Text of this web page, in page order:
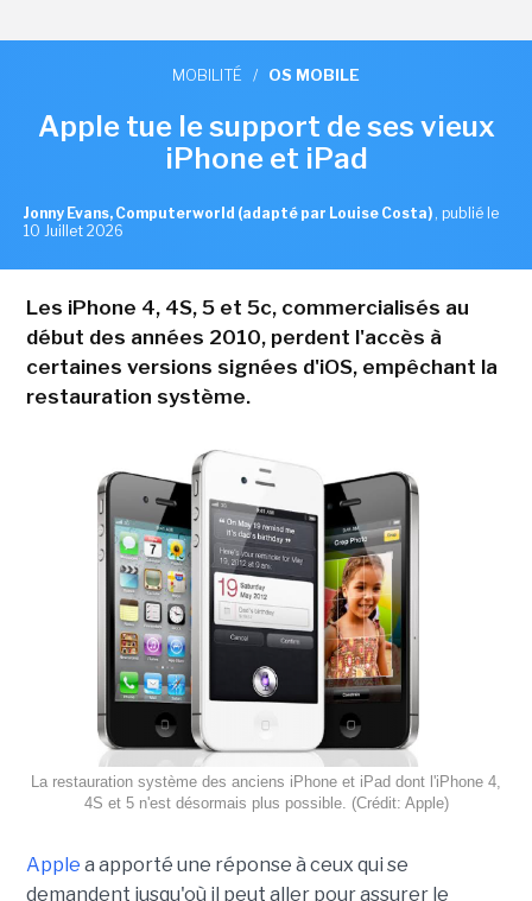
MOBILITÉ / OS MOBILE
Apple tue le support de ses vieux
iPhone et iPad
Jonny Evans, Computerworld (adapté par Louise Costa) , publié le
10 Juillet 2026
Les iPhone 4, 4S, 5 et 5c, commercialisés au
début des années 2010, perdent l'accès à
certaines versions signées d'iOS, empêchant la
restauration système.
La restauration système des anciens iPhone et iPad dont l'iPhone 4,
4S et 5 n'est désormais plus possible. (Crédit: Apple)
Apple a apporté une réponse à ceux qui se
demandent jusqu'où il peut aller pour assurer le